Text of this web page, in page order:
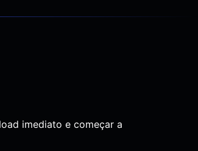
imediato e começar a